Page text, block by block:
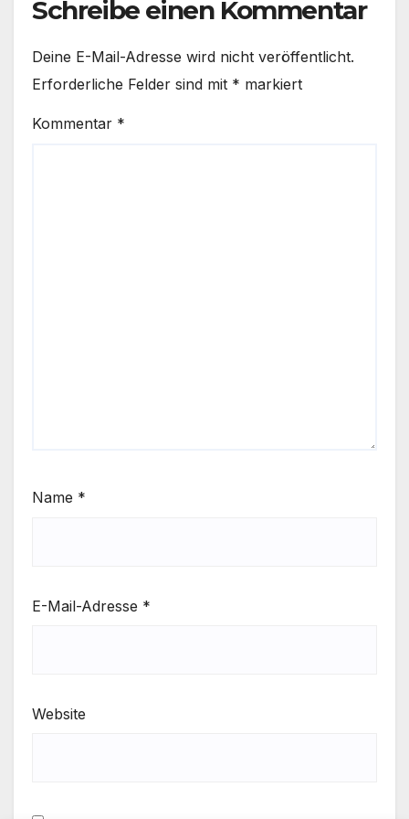
Schreibe einen Kommentar
Deine E-Mail-Adresse wird nicht veröffentlicht.
Erforderliche Felder sind mit * markiert
Kommentar *
Name *
E-Mail-Adresse *
Website